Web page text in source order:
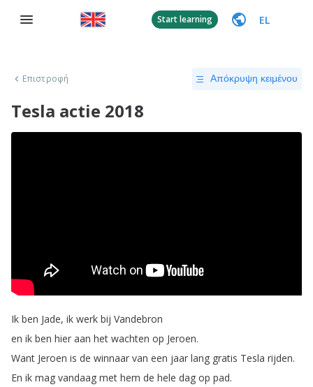
Start learning EL
Επιστροφή Απόκρυψη κειμένου
Tesla actie 2018
Ik ben Jade, ik werk bij Vandebron
en ik ben hier aan het wachten op Jeroen.
Want Jeroen is de winnaar van een jaar lang gratis Tesla rijden.
En ik mag vandaag met hem de hele dag op pad.